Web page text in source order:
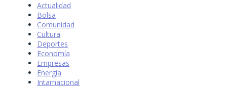
Actualidad
Bolsa
Comunidad
Cultura
Deportes
Economía
Empresas
Energía
Intarnacional